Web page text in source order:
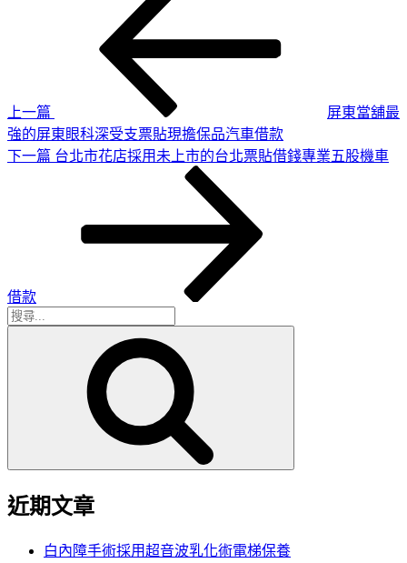
上一篇
屏東當舖最
強的屏東眼科深受支票貼現擔保品汽車借款
下
下一篇 台北市花店採用未上市的台北票貼借錢專業五股機車
借款
搜
近期文章
白內障手術採用超音波乳化術電梯保養